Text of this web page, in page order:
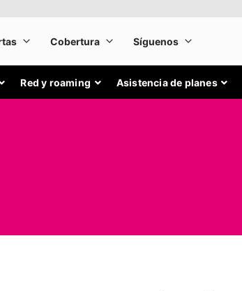
Red y roaming Asistencia de planes